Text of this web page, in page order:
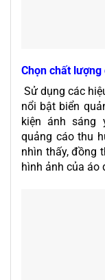
Chọn chất
Sử dụng các
nổi bật biển
kiện ánh sáng
quảng cáo thu
nhìn thấy, đồng
hình ảnh của áo